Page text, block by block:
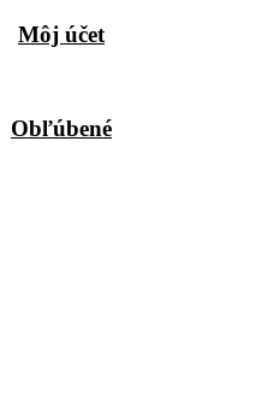
Môj účet
Obľúbené